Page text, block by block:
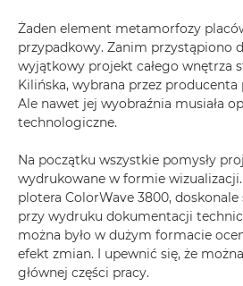
Żaden element metamorfozy
przypadkowy. Zanim przystąpiono
wyjątkowy projekt całego wnętrza
Kilińska, wybrana przez
Ale nawet jej wyobraźnia musiała
technologiczne.
Na początku wszystkie pomysły
wydrukowane w formie
plotera ColorWave 3800,
przy wydruku dokumentacji
można było w dużym formacie
efekt zmian. I upewnić się, że
głównej części pracy.